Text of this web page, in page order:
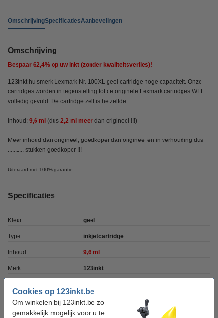
Cookies op 123inkt.be
Om winkelen bij 123inkt.be zo
gemakkelijk mogelijk voor u te
OmschrijvingSpecificatiesAanbevelingen
Omschrijving
Bespaar 62,4% op uw inkt (zonder kwaliteitsverlies)!
123inkt huismerk Lexmark Nr. 100XL geel cartridge hoge capaciteit. Onze
cartridges worden in tegenstelling tot de originele Lexmark cartridges WEL
volledig gevuld. De cartridge zelf is hetzelfde.
Inhoud: 9,6 ml (dus 2,2 ml meer dan origineel !!!)
Meer inhoud dan origineel, goedkoper dan origineel en in verhouding dus
........... stukken goedkoper !!!
Uiteraard met 100% garantie.
Specificaties
Kleur: geel
Type: inkjetcartridge
Inhoud: 9,6 ml
Merk: 123inkt
Nummer: 14N1071E